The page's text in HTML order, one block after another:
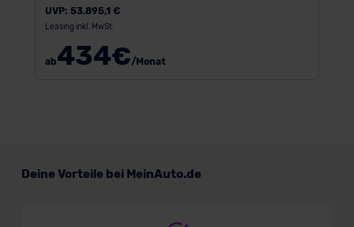
UVP: 53.895,1 €
Leasing inkl. MwSt.
ab434€/Monat
Deine Vorteile bei MeinAuto.de